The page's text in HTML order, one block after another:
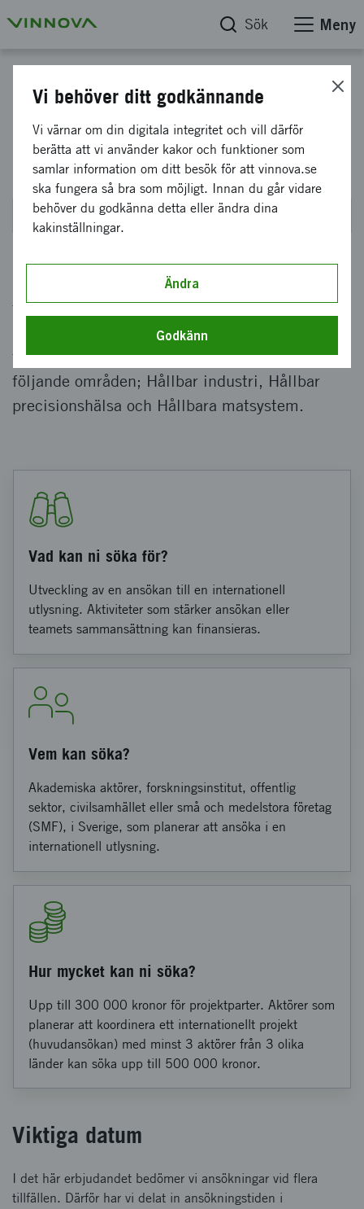
Sök Meny
Planeringsbidrag inför
internationell ansökan 2024
Stängde den 26 november 2024 kl 14:00
Erbjudandet riktar sig till aktörer som vill
förbättra sina projektansökningar och
möjligheter till finansiering. Erbjudandet gäller
för internationella utlysningar inom något av
följande områden; Hållbar industri, Hållbar
precisionshälsa och Hållbara matsystem.
Vad kan ni söka för?
Utveckling av en ansökan till en internationell
utlysning. Aktiviteter som stärker ansökan eller
teamets sammansättning kan finansieras.
Vem kan söka?
Akademiska aktörer, forskningsinstitut, offentlig
sektor, civilsamhället eller små och medelstora företag
(SMF), i Sverige, som planerar att ansöka i en
internationell utlysning.
Hur mycket kan ni söka?
Upp till 300 000 kronor för projektparter. Aktörer som
planerar att koordinera ett internationellt projekt
(huvudansökan) med minst 3 aktörer från 3 olika
länder kan söka upp till 500 000 kronor.
Viktiga datum
I det här erbjudandet bedömer vi ansökningar vid flera
tillfällen. Därför har vi delat in ansökningstiden i
Vi behöver ditt godkännande
Vi värnar om din digitala integritet och vill därför
berätta att vi använder kakor och funktioner som
samlar information om ditt besök för att vinnova.se
ska fungera så bra som möjligt. Innan du går vidare
behöver du godkänna detta eller ändra dina
kakinställningar.
Ändra
Godkänn